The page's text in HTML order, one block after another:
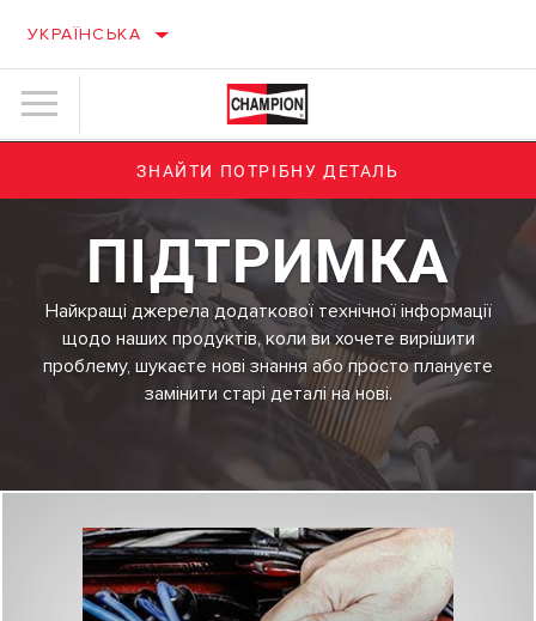
УКРАЇНСЬКА
ЗНАЙТИ ПОТРІБНУ ДЕТАЛЬ
ПІДТРИМКА
Найкращі джерела додаткової технічної інформації
щодо наших продуктів, коли ви хочете вирішити
проблему, шукаєте нові знання або просто плануєте
замінити старі деталі на нові.